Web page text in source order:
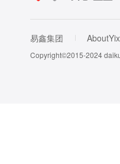
易鑫集团
Copyright©2015-2024